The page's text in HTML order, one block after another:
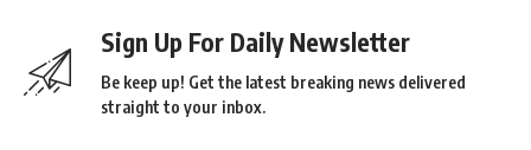
Sign Up For Daily Newsletter
Be keep up! Get the latest breaking news delivered
straight to your inbox.